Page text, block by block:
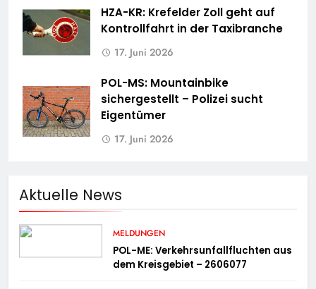
HZA-KR: Krefelder Zoll geht auf
Kontrollfahrt in der Taxibranche
17. Juni 2026
POL-MS: Mountainbike
sichergestellt – Polizei sucht
Eigentümer
17. Juni 2026
Aktuelle News
MELDUNGEN
POL-ME: Verkehrsunfallfluchten aus
dem Kreisgebiet – 2606077